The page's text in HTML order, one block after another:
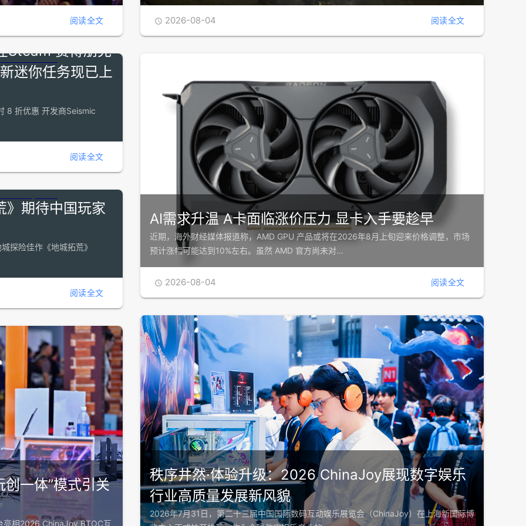
阅读全文  2026-08-04 阅读全文
Steam 赛博朋克
迷你任务现已上
8 折优惠 开发商Seismic
阅读全文
AI需求升温 A卡面临涨价压力 显卡入手要趁早
近期，海外财经媒体报道称，AMD GPU 产品或将在2026年8月上旬迎来价格调整，市场
预计涨幅可能达到10%左右。虽然 AMD 官方尚未对…
 2026-08-04 阅读全文
》期待中国玩家
探险佳作《地城拓荒》
阅读全文
秩序井然·体验升级：2026 ChinaJoy展现数字娱乐
行业高质量发展新风貌
2026年7月31日，第二十三届中国国际数码互动娱乐展览会（ChinaJoy）在上海新国际博
一体”模式引关
相2026 ChinaJoy BTOC互